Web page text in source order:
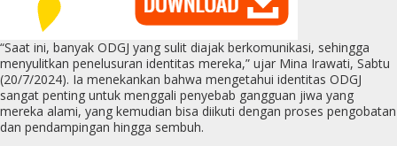
“Saat ini, banyak ODGJ yang sulit diajak berkomunikasi, sehingga
menyulitkan penelusuran identitas mereka,” ujar Mina Irawati, Sabtu
(20/7/2024). Ia menekankan bahwa mengetahui identitas ODGJ
sangat penting untuk menggali penyebab gangguan jiwa yang
mereka alami, yang kemudian bisa diikuti dengan proses pengobatan
dan pendampingan hingga sembuh.